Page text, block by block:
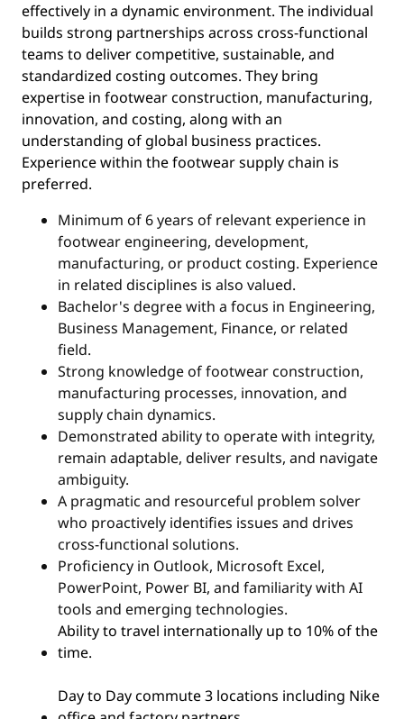
effectively in a dynamic environment. The individual
builds strong partnerships across cross-functional
teams to deliver competitive, sustainable, and
standardized costing outcomes. They bring
expertise in footwear construction, manufacturing,
innovation, and costing, along with an
understanding of global business practices.
Experience within the footwear supply chain is
preferred.
Minimum of 6 years of relevant experience in
footwear engineering, development,
manufacturing, or product costing. Experience
in related disciplines is also valued.
Bachelor's degree with a focus in Engineering,
Business Management, Finance, or related
field.
Strong knowledge of footwear construction,
manufacturing processes, innovation, and
supply chain dynamics.
Demonstrated ability to operate with integrity,
remain adaptable, deliver results, and navigate
ambiguity.
A pragmatic and resourceful problem solver
who proactively identifies issues and drives
cross-functional solutions.
Proficiency in Outlook, Microsoft Excel,
PowerPoint, Power BI, and familiarity with AI
tools and emerging technologies.
Ability to travel internationally up to 10% of the
time.
Day to Day commute 3 locations including Nike